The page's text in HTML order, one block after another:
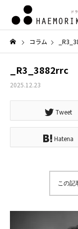
コラム
_R3_3882rrc
2025.12.23
Tweet
Hatena
この記